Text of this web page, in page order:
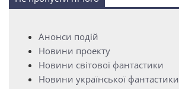
Анонси подій
Новини проекту
Новини світової фантастики
Новини української фантастики